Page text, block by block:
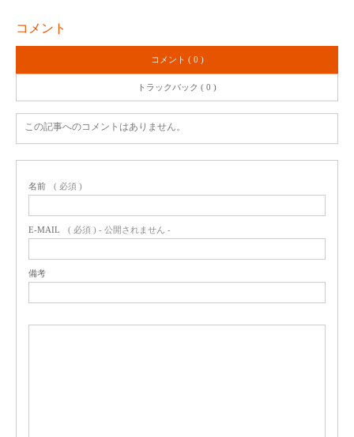
コメント
コメント ( 0 )
トラックバック ( 0 )
この記事へのコメントはありません。
名前 ( 必須 )
E-MAIL ( 必須 ) - 公開されません -
備考